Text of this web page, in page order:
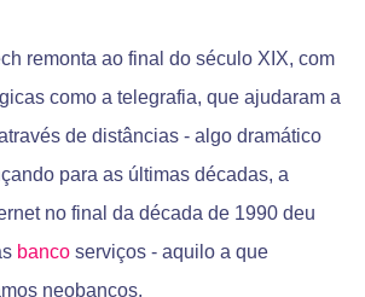
remonta ao final do século XIX, com
como a telegrafia, que ajudaram a
de distâncias - algo dramático
para as últimas décadas, a
no final da década de 1990 deu
banco serviços - aquilo a que
neobancos.